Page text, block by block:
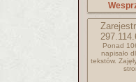
Ponad
napisało
tekstów.